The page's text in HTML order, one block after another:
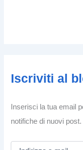
Iscriviti al
Inserisci la tua email
notifiche di nuovi post.